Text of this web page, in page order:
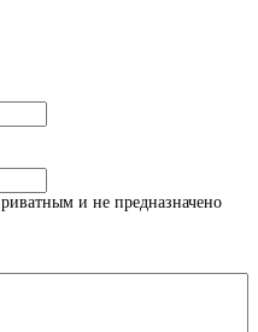
и не предназначено